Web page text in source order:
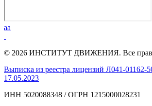
aa
© 2026 ИНСТИТУТ ДВИЖЕНИЯ. Все
Выписка из реестра лицензий Л041-01162-
17.05.2023
ИНН 5020088348 / ОГРН 1215000028231